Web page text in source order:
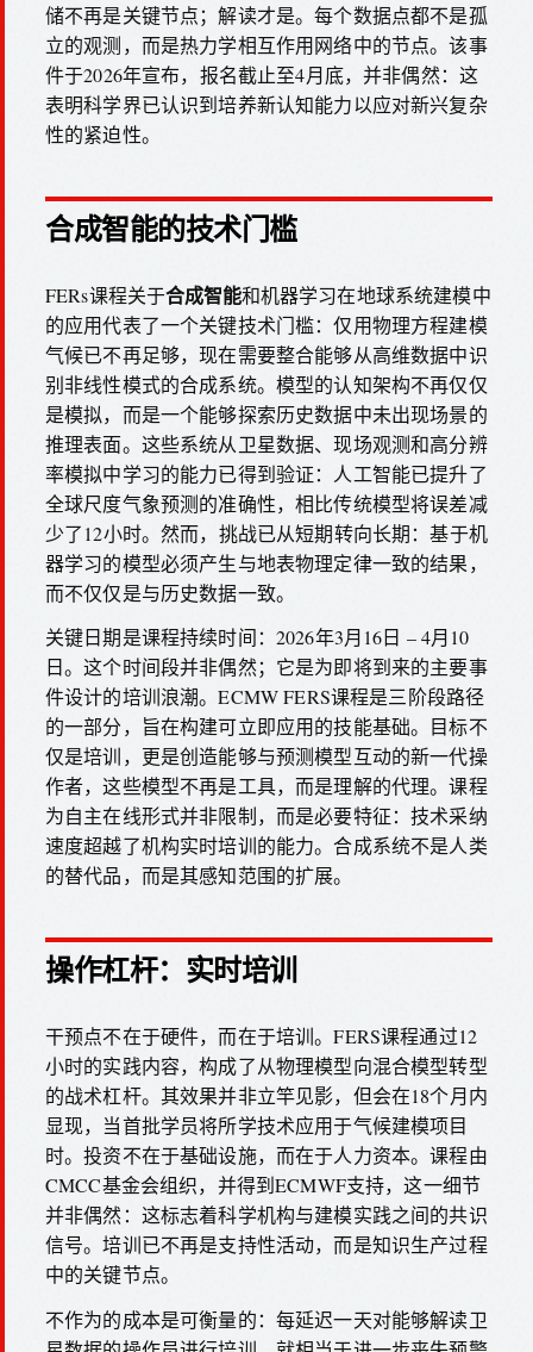
储不再是关键节点；解读才是。每个数据点都不是孤
立的观测，而是热力学相互作用网络中的节点。该事
件于2026年宣布，报名截止至4月底，并非偶然：这
表明科学界已认识到培养新认知能力以应对新兴复杂
性的紧迫性。
合成智能的技术门槛
FERs课程关于合成智能和机器学习在地球系统建模中
的应用代表了一个关键技术门槛：仅用物理方程建模
气候已不再足够，现在需要整合能够从高维数据中识
别非线性模式的合成系统。模型的认知架构不再仅仅
是模拟，而是一个能够探索历史数据中未出现场景的
推理表面。这些系统从卫星数据、现场观测和高分辨
率模拟中学习的能力已得到验证：人工智能已提升了
全球尺度气象预测的准确性，相比传统模型将误差减
少了12小时。然而，挑战已从短期转向长期：基于机
器学习的模型必须产生与地表物理定律一致的结果，
而不仅仅是与历史数据一致。
关键日期是课程持续时间：2026年3月16日 – 4月10
日。这个时间段并非偶然；它是为即将到来的主要事
件设计的培训浪潮。ECMW FERS课程是三阶段路径
的一部分，旨在构建可立即应用的技能基础。目标不
仅是培训，更是创造能够与预测模型互动的新一代操
作者，这些模型不再是工具，而是理解的代理。课程
为自主在线形式并非限制，而是必要特征：技术采纳
速度超越了机构实时培训的能力。合成系统不是人类
的替代品，而是其感知范围的扩展。
操作杠杆：实时培训
干预点不在于硬件，而在于培训。FERS课程通过12
小时的实践内容，构成了从物理模型向混合模型转型
的战术杠杆。其效果并非立竿见影，但会在18个月内
显现，当首批学员将所学技术应用于气候建模项目
时。投资不在于基础设施，而在于人力资本。课程由
CMCC基金会组织，并得到ECMWF支持，这一细节
并非偶然：这标志着科学机构与建模实践之间的共识
信号。培训已不再是支持性活动，而是知识生产过程
中的关键节点。
不作为的成本是可衡量的：每延迟一天对能够解读卫